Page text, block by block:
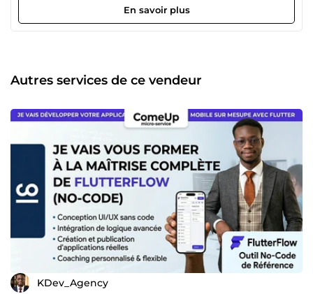
robustes, sécurisés et évolutifs grâce à Laravel. Pourquoi
travailler avec moi ? Expertise technique : Un code propre,
de votre vision pour maximiser votre impact.
Communication fluide : Une transparence totale tout au
application mobile innovante ou d'une plateforme web
complexe, je suis prêt à relever le défi. Travaillons
ensemble pour donner vie à votre projet. Contactez-moi
dès maintenant pour discuter de vos besoins !
En savoir plus
Autres services de ce vendeur
KDev_Agency